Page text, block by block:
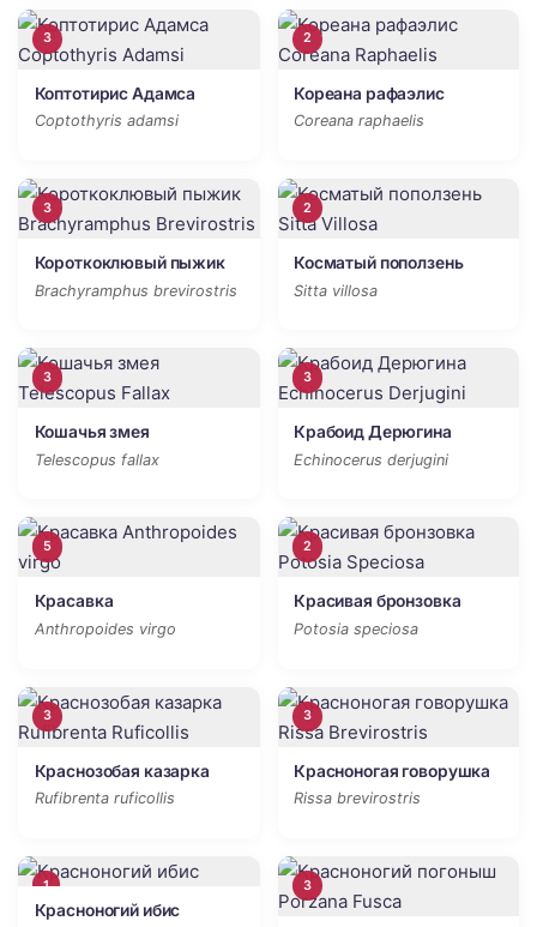
3
Коптотирис Адамса
Coptothyris adamsi
2
Кореана рафаэлис
Coreana raphaelis
3
Короткоклювый пыжик
Brachyramphus brevirostris
2
Косматый поползень
Sitta villosa
3
Кошачья змея
Telescopus fallax
3
Крабоид Дерюгина
Echinocerus derjugini
5
Красавка
Anthropoides virgo
2
Красивая бронзовка
Potosia speciosa
3
Краснозобая казарка
Rufibrenta ruficollis
3
Красноногая говорушка
Rissa brevirostris
1
Красноногий ибис
3